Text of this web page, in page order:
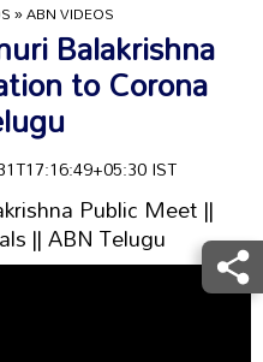
»ABN VIDEOS
Balakrishna
to Corona
IST
Public Meet ||
|| ABN Telugu